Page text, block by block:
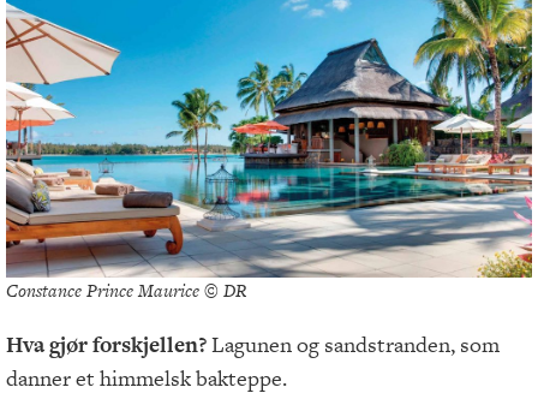
Constance Prince Maurice © DR
Hva gjør forskjellen?Lagunen og sandstranden, som
danner et himmelsk bakteppe.